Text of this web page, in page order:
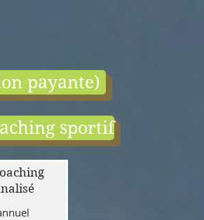
payante)
sportif